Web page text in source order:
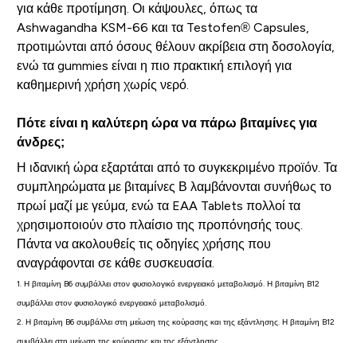
για κάθε προτίμηση. Οι κάψουλες, όπως τα
Ashwagandha KSM-66 και τα Testofen® Capsules,
προτιμώνται από όσους θέλουν ακρίβεια στη δοσολογία,
ενώ τα gummies είναι η πιο πρακτική επιλογή για
καθημερινή χρήση χωρίς νερό.
Πότε είναι η καλύτερη ώρα να πάρω βιταμίνες για
άνδρες;
Η ιδανική ώρα εξαρτάται από το συγκεκριμένο προϊόν. Τα
συμπληρώματα με βιταμίνες Β λαμβάνονται συνήθως το
πρωί μαζί με γεύμα, ενώ τα EAA Tablets πολλοί τα
χρησιμοποιούν στο πλαίσιο της προπόνησής τους.
Πάντα να ακολουθείς τις οδηγίες χρήσης που
αναγράφονται σε κάθε συσκευασία.
1. Η βιταμίνη B6 συμβάλλει στον φυσιολογικό ενεργειακό μεταβολισμό. Η βιταμίνη B12
συμβάλλει στον φυσιολογικό ενεργειακό μεταβολισμό.
2. Η βιταμίνη B6 συμβάλλει στη μείωση της κούρασης και της εξάντλησης. Η βιταμίνη B12
συμβάλλει στη μείωση της κούρασης και της εξάντλησης.